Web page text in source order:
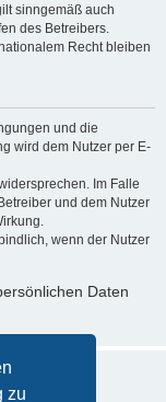
zu
sinngemäß auch
des Betreibers.
Recht bleiben
und die
wird dem Nutzer per E-
Im Falle
und dem Nutzer
wenn der Nutzer
Daten